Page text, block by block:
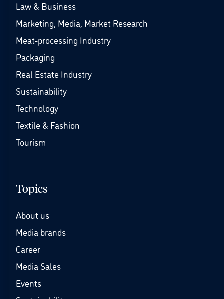
Law & Business
Marketing, Media, Market Research
Meat-processing Industry
Packaging
Real Estate Industry
Sustainability
Technology
Textile & Fashion
Tourism
Topics
About us
Media brands
Career
Media Sales
Events